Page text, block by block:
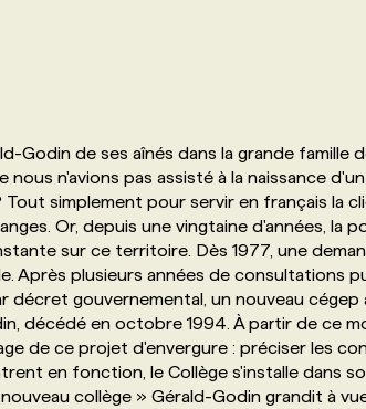
Godin de ses aînés dans la grande famille
n'avions pas assisté à la naissance
simplement pour servir en français la
Or, depuis une vingtaine d'années, la
sur ce territoire. Dès 1977, une
Après plusieurs années de consultations
décret gouvernemental, un nouveau cégep
décédé en octobre 1994. À partir de ce
de ce projet d'envergure : préciser les
en fonction, le Collège s'installe dans
collège » Gérald-Godin grandit à